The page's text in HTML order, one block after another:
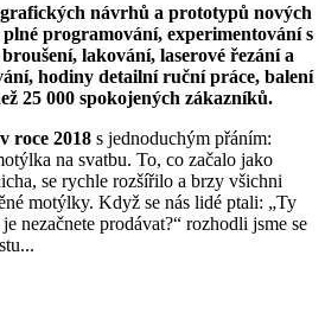
grafických návrhů a prototypů nových
programování, experimentování s
lakování, laserové řezání a
hodiny detailní ruční práce, balení
25 000 spokojených zákazníků.
roce 2018 s jednoduchým přáním:
na svatbu. To, co začalo jako
se rychle rozšířilo a brzy všichni
motýlky. Když se nás lidé ptali: „Ty
nezačnete prodávat?“ rozhodli jsme se